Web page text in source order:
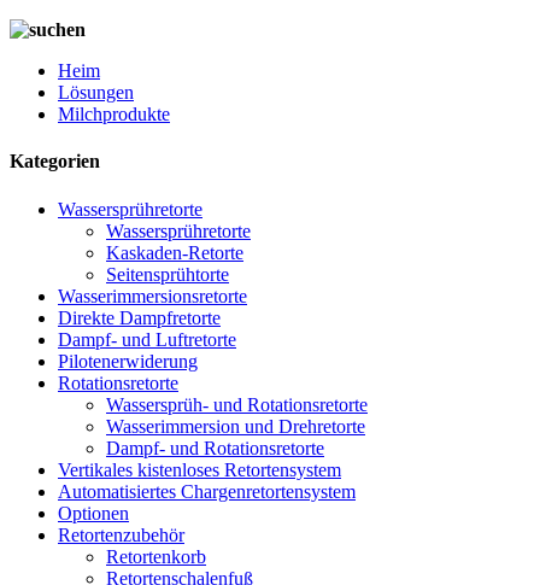
Heim
Lösungen
Milchprodukte
Kategorien
Wassersprühretorte
Wassersprühretorte
Kaskaden-Retorte
Seitensprühtorte
Wasserimmersionsretorte
Direkte Dampfretorte
Dampf- und Luftretorte
Pilotenerwiderung
Rotationsretorte
Wassersprüh- und Rotationsretorte
Wasserimmersion und Drehretorte
Dampf- und Rotationsretorte
Vertikales kistenloses Retortensystem
Automatisiertes Chargenretortensystem
Optionen
Retortenzubehör
Retortenkorb
Retortenschalenfuß